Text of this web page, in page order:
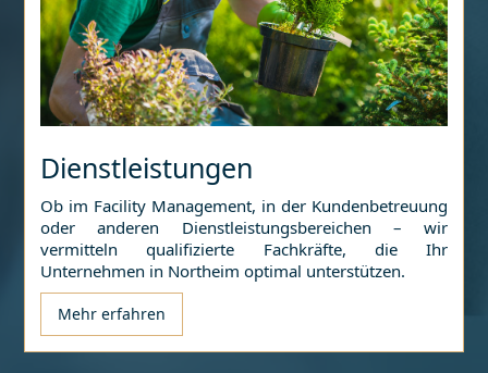
Dienstleistungen
Ob im Facility Management, in der Kundenbetreuung
oder anderen Dienstleistungsbereichen – wir
vermitteln qualifizierte Fachkräfte, die Ihr
Unternehmen in Northeim optimal unterstützen.
Mehr erfahren